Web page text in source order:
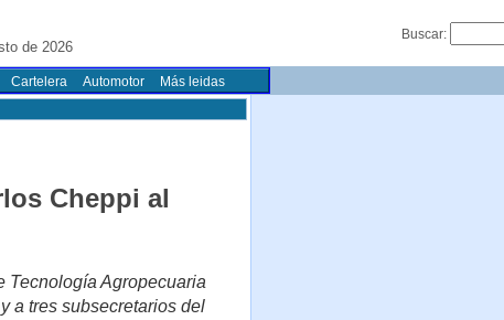
de 2026
Buscar:
Cartelera Automotor Más leidas
Cheppi al
Tecnología Agropecuaria
a tres subsecretarios del